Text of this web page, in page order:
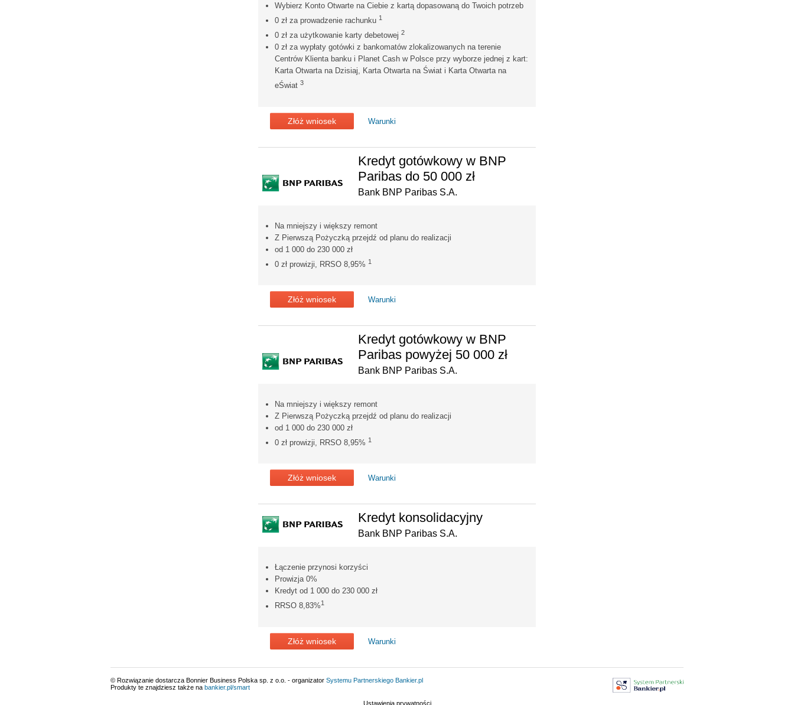
Wybierz Konto Otwarte na Ciebie z kartą dopasowaną do Twoich potrzeb
0 zł za prowadzenie rachunku 1
0 zł za użytkowanie karty debetowej 2
0 zł za wypłaty gotówki z bankomatów zlokalizowanych na terenie
Centrów Klienta banku i Planet Cash w Polsce przy wyborze jednej z kart:
Karta Otwarta na Dzisiaj, Karta Otwarta na Świat i Karta Otwarta na
eŚwiat 3
Złóż wniosek Warunki
Kredyt gotówkowy w BNP
Paribas do 50 000 zł
Bank BNP Paribas S.A.
Na mniejszy i większy remont
Z Pierwszą Pożyczką przejdź od planu do realizacji
od 1 000 do 230 000 zł
0 zł prowizji, RRSO 8,95% 1
Złóż wniosek Warunki
Kredyt gotówkowy w BNP
Paribas powyżej 50 000 zł
Bank BNP Paribas S.A.
Na mniejszy i większy remont
Z Pierwszą Pożyczką przejdź od planu do realizacji
od 1 000 do 230 000 zł
0 zł prowizji, RRSO 8,95% 1
Złóż wniosek Warunki
Kredyt konsolidacyjny
Bank BNP Paribas S.A.
Łączenie przynosi korzyści
Prowizja 0%
Kredyt od 1 000 do 230 000 zł
RRSO 8,83%1
Złóż wniosek Warunki
© Rozwiązanie dostarcza Bonnier Business Polska sp. z o.o. - organizator Systemu Partnerskiego Bankier.pl
Produkty te znajdziesz także na bankier.pl/smart
Ustawienia prywatności